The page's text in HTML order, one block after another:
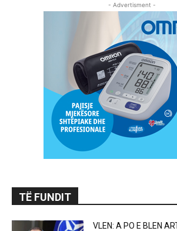
- Advertisment -
TË FUNDIT
VLEN: A PO E BLEN